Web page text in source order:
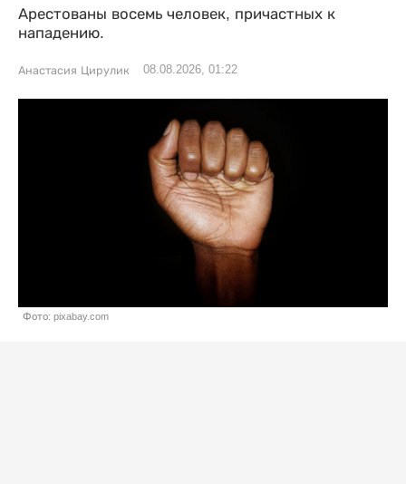
Арестованы восемь человек, причастных к
нападению.
Анастасия Цирулик 08.08.2026, 01:22
Фото: pixabay.com